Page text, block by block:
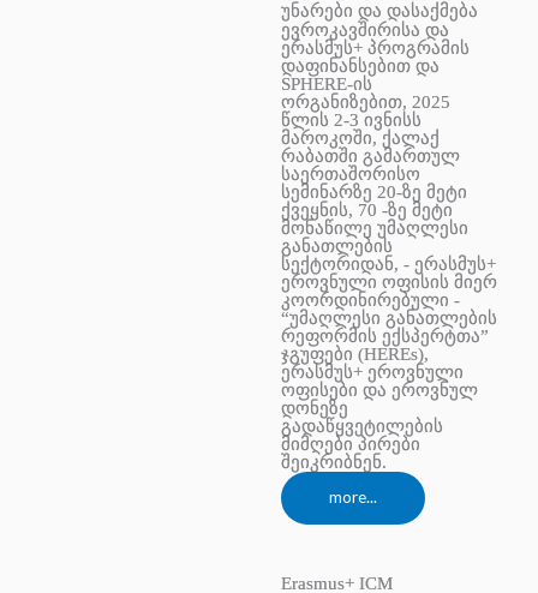
უნარები და დასაქმება
ევროკავშირისა და
ერასმუს+ პროგრამის
დაფინანსებით და
SPHERE-ის
ორგანიზებით, 2025
წლის 2-3 ივნისს
მაროკოში, ქალაქ
რაბათში გამართულ
საერთაშორისო
სემინარზე 20-ზე მეტი
ქვეყნის, 70 -ზე მეტი
მონაწილე უმაღლესი
განათლების
სექტორიდან, - ერასმუს+
ეროვნული ოფისის მიერ
კოორდინირებული -
“უმაღლესი განათლების
რეფორმის ექსპერტთა”
ჯგუფები (HEREs),
ერასმუს+ ეროვნული
ოფისები და ეროვნულ
დონეზე
გადაწყვეტილების
მიმღები პირები
შეიკრიბნენ.
more...
Erasmus+ ICM